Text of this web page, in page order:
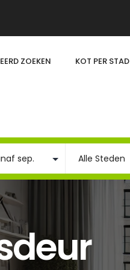
ZOEKEN KOT PER STAD